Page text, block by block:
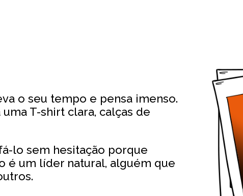
o seu tempo e pensa imenso.
T-shirt clara, calças de
lo sem hesitação porque
é um líder natural, alguém que